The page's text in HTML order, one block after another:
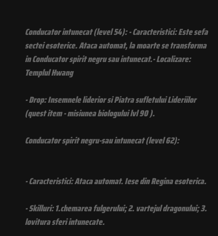
Conducator intunecat (level 54): - Caracteristici: Este sefa
sectei esoterice. Ataca automat, la moarte se transforma
in Conducator spirit negru sau intunecat.- Localizare:
Templul Hwang
- Drop: Insemnele liderior si Piatra sufletului Lideriilor
(quest item - misiunea biologului lvl 90 ).
Conducator spirit negru-sau intunecat (level 62):
- Caracteristici: Ataca automat. Iese din Regina esoterica.
- Skilluri: 1.chemarea fulgerului; 2. vartejul dragonului; 3.
lovitura sferi intunecate.